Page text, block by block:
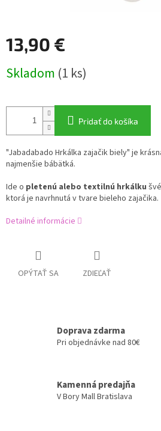
13,90 €
cena:
Skladom (1 ks)
Pridať do košíka
"Jabadabado Hrkálka zajačik biely" je
najmenšie bábätká.
Ide o pletenú alebo textilnú hrkálku
ktorá je navrhnutá v tvare bieleho zajačika.
Detailné informácie
OPÝTAŤ SA ZDIEĽAŤ
Doprava zdarma
Pri objednávke nad 80€
Kamenná predajňa
V Bory Mall Bratislava